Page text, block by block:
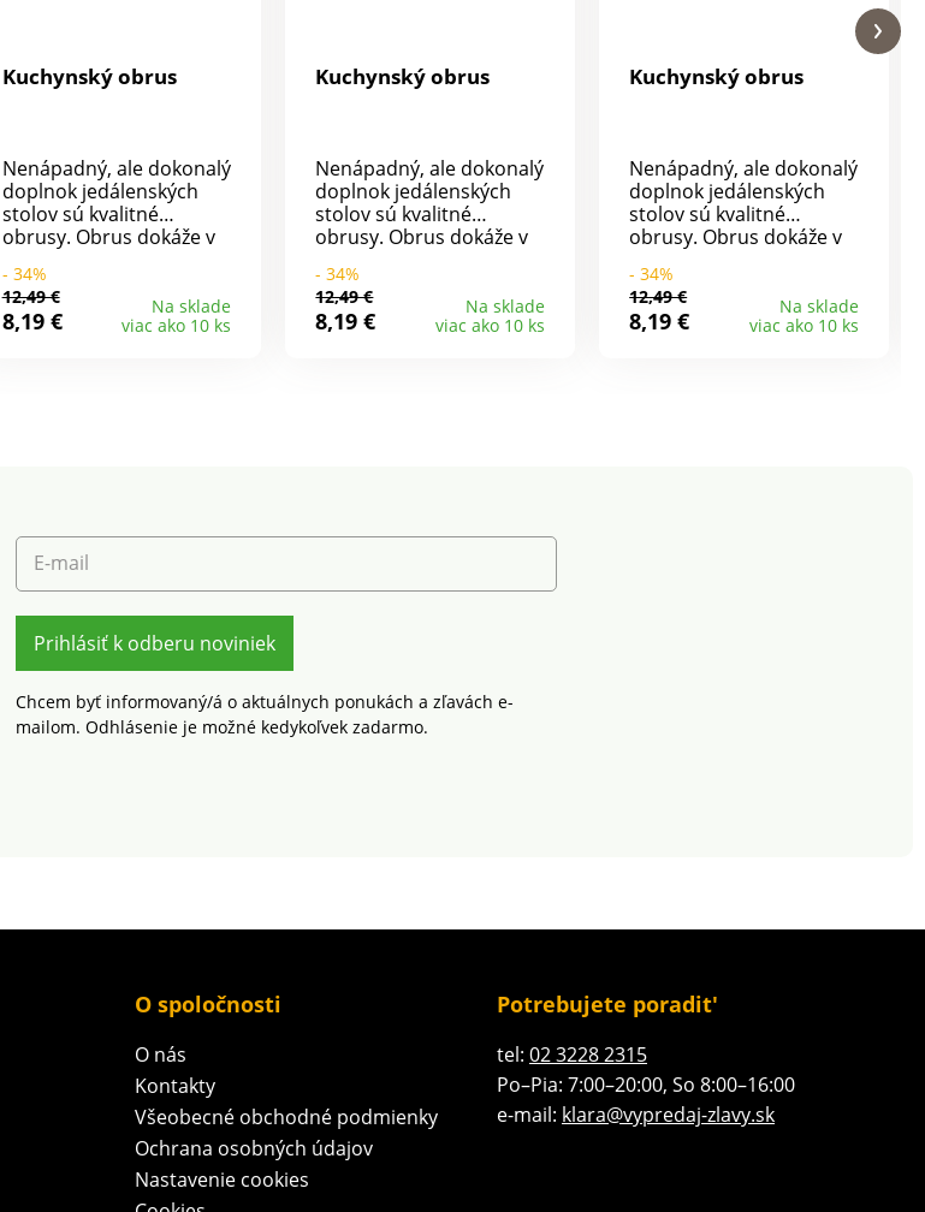
Kuchynský obrus
Nenápadný, ale dokonalý
doplnok jedálenských
stolov sú kvalitné
obrusy. Obrus dokáže v
čarovať s atmosférou a
jedlo hneď chutí ešte
lepšie. Na výber zo 7
- 34%
12,49 €
8,19 €
Na sklade
viac ako 10 ks
Kuchynský obrus
Nenápadný, ale dokonalý
doplnok jedálenských
stolov sú kvalitné
obrusy. Obrus dokáže v
čarovať s atmosférou a
jedlo hneď chutí ešte
lepšie. Na výber zo 7
- 34%
12,49 €
8,19 €
Na sklade
viac ako 10 ks
Kuchynský obrus
Nenápadný, ale dokonalý
doplnok jedálenských
stolov sú kvalitné
obrusy. Obrus dokáže v
čarovať s atmosférou a
jedlo hneď chutí ešte
lepšie. Na výber zo 7
- 34%
12,49 €
8,19 €
Na sklade
viac ako 10 ks
E-mail
Prihlásiť k odberu noviniek
Chcem byť informovaný/á o aktuálnych ponukách a zľavách e-
mailom. Odhlásenie je možné kedykoľvek zadarmo.
O spoločnosti
O nás
Kontakty
Všeobecné obchodné podmienky
Ochrana osobných údajov
Nastavenie cookies
Potrebujete poradit'
tel: 02 3228 2315
Po–Pia: 7:00–20:00, So 8:00–16:00
e-mail: klara@vypredaj-zlavy.sk